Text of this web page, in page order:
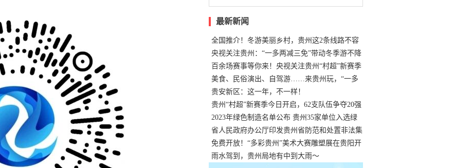
最新新闻
全国推介！冬游美丽乡村，贵州这2条线路不容
错过
央视关注贵州：“一多两减三免”带动冬季游不降
温
百余场赛事等你来！央视关注贵州“村超”新赛季
正式“打响”
美食、民俗演出、自驾游……来贵州玩，“一多
两减三免”！
贵安新区：这一年，不一样！
贵州“村超”新赛季今日开启，62支队伍争夺20强
名额
2023年绿色制造名单公布 贵州35家单位入选绿
色工厂
省人民政府办公厅印发贵州省防范和处置非法集
资工作实施细则
免费开放！“多彩贵州”美术大赛雕塑展在贵阳开
展，持续至1月19日
雨水驾到，贵州局地有中到大雨～